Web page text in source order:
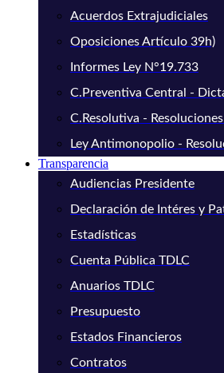
Acuerdos Extrajudiciales
Oposiciones Artículo 39h)
Informes Ley N°19.733
C.Preventiva Central -
C.Resolutiva -
Ley Antimonopolio -
Transparencia
Audiencias Presidente
Declaración de Intéres y
Estadísticas
Cuenta Pública TDLC
Anuarios TDLC
Presupuesto
Estados Financieros
Contratos